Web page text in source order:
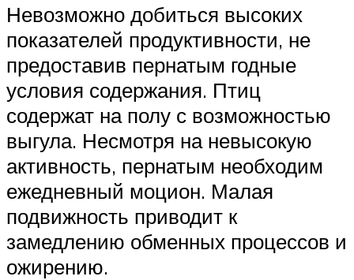
Невозможно добиться высоких
показателей продуктивности, не
предоставив пернатым годные
условия содержания. Птиц
содержат на полу с возможностью
выгула. Несмотря на невысокую
активность, пернатым необходим
ежедневный моцион. Малая
подвижность приводит к
замедлению обменных процессов и
ожирению.